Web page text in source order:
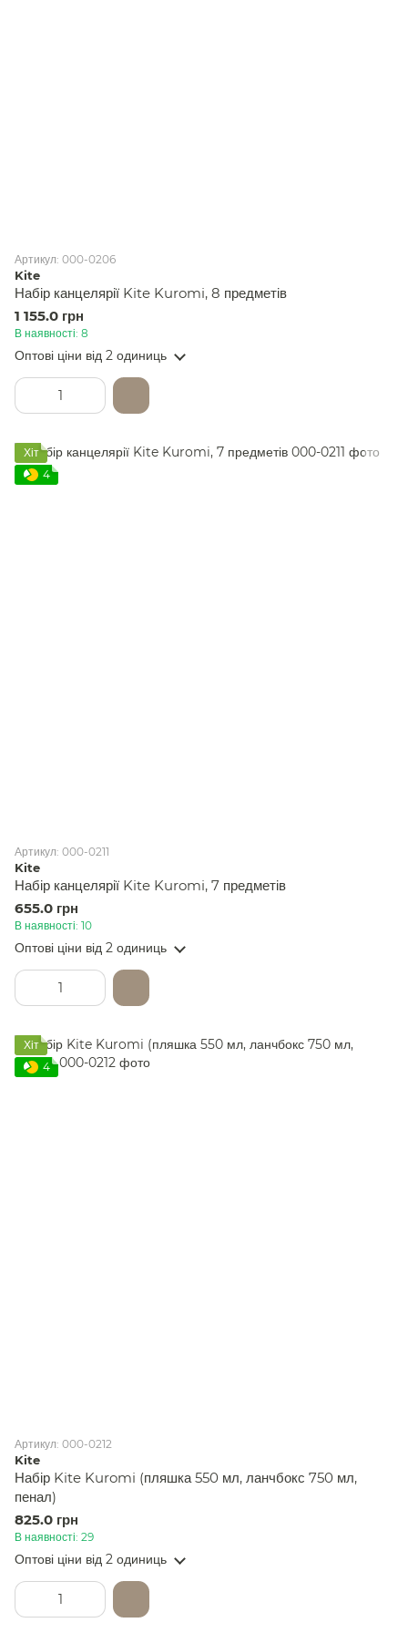
Артикул: 000-0206
Kite
Набір канцелярії Kite Kuromi, 8 предметів
1 155.0 грн
В наявності: 8
Оптові ціни від 2 одиниць
Хіт
4
Артикул: 000-0211
Kite
Набір канцелярії Kite Kuromi, 7 предметів
655.0 грн
В наявності: 10
Оптові ціни від 2 одиниць
Хіт
4
Артикул: 000-0212
Kite
Набір Kite Kuromi (пляшка 550 мл, ланчбокс 750 мл,
пенал)
825.0 грн
В наявності: 29
Оптові ціни від 2 одиниць